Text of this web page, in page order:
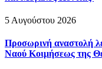
5 Αυγούστου 2026
Προσωρινή αναστολή
Ναού Κοιμήσεως της